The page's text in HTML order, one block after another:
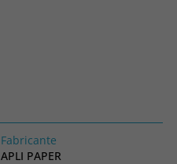
Fabricante
APLI PAPER